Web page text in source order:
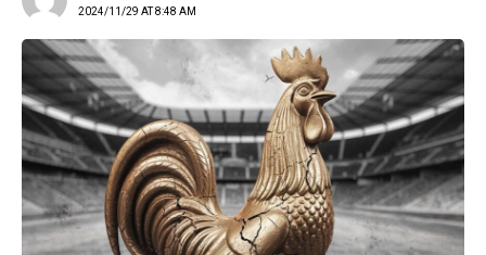
2024/11/29 AT 8:48 AM